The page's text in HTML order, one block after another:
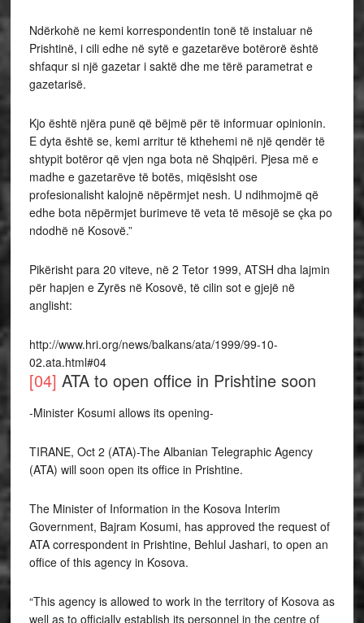
Ndërkohë ne kemi korrespondentin tonë të instaluar në
Prishtinë, i cili edhe në sytë e gazetarëve botërorë është
shfaqur si një gazetar i saktë dhe me tërë parametrat e
gazetarisë.
Kjo është njëra punë që bëjmë për të informuar opinionin.
E dyta është se, kemi arritur të kthehemi në një qendër të
shtypit botëror që vjen nga bota në Shqipëri. Pjesa më e
madhe e gazetarëve të botës, miqësisht ose
profesionalisht kalojnë nëpërmjet nesh. U ndihmojmë që
edhe bota nëpërmjet burimeve të veta të mësojë se çka po
ndodhë në Kosovë.”
Pikërisht para 20 viteve, në 2 Tetor 1999, ATSH dha lajmin
për hapjen e Zyrës në Kosovë, të cilin sot e gjejë në
anglisht:
http://www.hri.org/news/balkans/ata/1999/99-10-
02.ata.html#04
[04] ATA to open office in Prishtine soon
-Minister Kosumi allows its opening-
TIRANE, Oct 2 (ATA)-The Albanian Telegraphic Agency
(ATA) will soon open its office in Prishtine.
The Minister of Information in the Kosova Interim
Government, Bajram Kosumi, has approved the request of
ATA correspondent in Prishtine, Behlul Jashari, to open an
office of this agency in Kosova.
“This agency is allowed to work in the territory of Kosova as
well as to officially establish its personnel in the centre of